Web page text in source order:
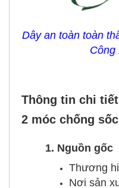
Dây an toàn toàn
Công
Thông tin chi
2 móc chống
1. Nguồn gốc
Thương
Nơi sản